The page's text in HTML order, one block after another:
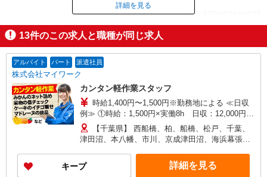
ID：AE0603869833
掲載期間終了
詳細を見る
13件のこの求人と職種が同じ求人
アルバイト パート 派遣社員
株式会社マイワーク
カンタン軽作業スタッフ
時給1,400円〜1,500円※勤務地による ≪日収
例≫ ①時給：1,500円×実働8h 日収：12,000円
②時給：1,450円×実働8h+期間限定特別手当：400
円 日収：12,000円 ③時給：1,400円×実働8h+期
間限定特別手当：800円 日収：12,000円 ◎日払
い・週払い選択可能（日払いは手数料なし） ◎残
業手当、リーダー手当、深夜手当あり！
【千葉県】 西船橋、柏、船橋、松戸、千葉、
津田沼、本八幡、市川、京成津田沼、海浜幕張、
沼、南柏、行徳、馬橋、他 他にも一都三県各地に
あり。ご希望をお聞かせください。 ☆送迎バス有
キープ 詳細を見る